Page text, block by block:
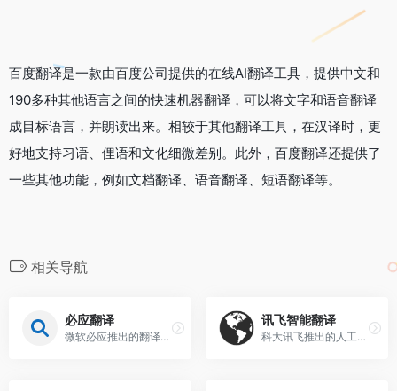
百度翻译是一款由百度公司提供的在线AI翻译工具，提供中文和
190多种其他语言之间的快速机器翻译，可以将文字和语音翻译
成目标语言，并朗读出来。相较于其他翻译工具，在汉译时，更
好地支持习语、俚语和文化细微差别。此外，百度翻译还提供了
一些其他功能，例如文档翻译、语音翻译、短语翻译等。
相关导航
必应翻译
微软必应推出的翻译工具
讯飞智能翻译
科大讯飞推出的人工智能翻译平台